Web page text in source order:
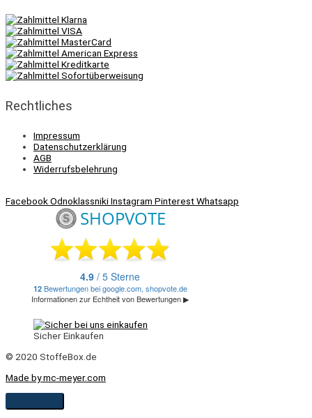
Rechtliches
Impressum
Datenschutzerklärung
AGB
Widerrufsbelehrung
FacebookOdnoklassnikiInstagram PinterestWhatsapp
Sicher Einkaufen
© 2020 StoffeBox.de
Made by mc-meyer.com